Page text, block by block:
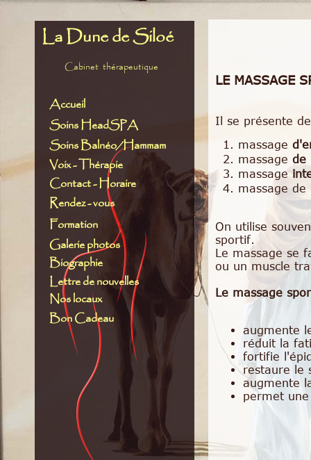
La Dune de Siloé
LE MASSAGE
Il se présente
On utilise
sportif.
Le massage se
ou un muscle
Le massage
augmente
réduit la
fortifie
restaure le
augmente
permet
Cabinet thérapeutique
Accueil
Soins HeadSPA
1. massage
2. massage de
3. massage
4. massage de
Soins Balnéo/Hammam
Voix - Thérapie
Contact - Horaire
Rendez - vous
Formation
Galerie photos
Biographie
Lettre de nouvelles
Nos locaux
Bon Cadeau